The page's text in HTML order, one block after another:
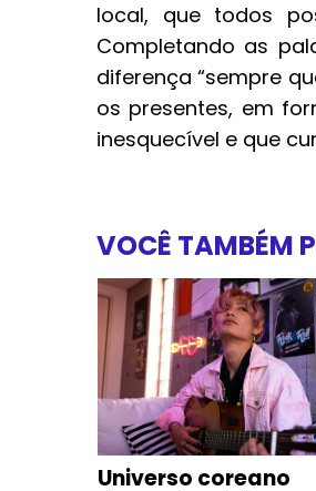
local, que todos
Completando as
diferença “sempre
os presentes, em
inesquecível e que
VOCÊ TAMBÉM
Universo coreano